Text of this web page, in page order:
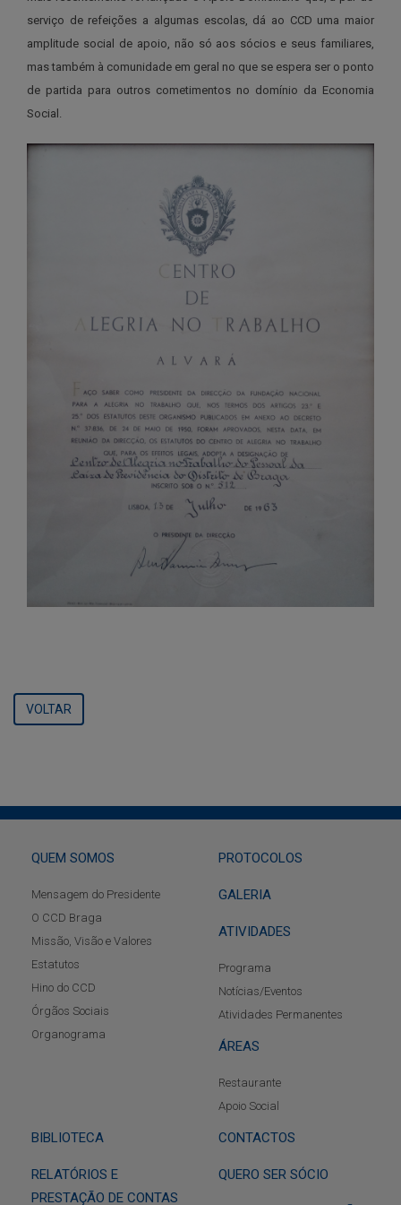
serviço de refeições a algumas escolas, dá ao CCD uma maior
amplitude social de apoio, não só aos sócios e seus familiares,
mas também à comunidade em geral no que se espera ser o ponto
de partida para outros cometimentos no domínio da Economia
Social.
VOLTAR
QUEM SOMOS
Mensagem do Presidente
O CCD Braga
Missão, Visão e Valores
Estatutos
Hino do CCD
Órgãos Sociais
Organograma
PROTOCOLOS
GALERIA
ATIVIDADES
Programa
Notícias/Eventos
Atividades Permanentes
ÁREAS
Restaurante
Apoio Social
BIBLIOTECA CONTACTOS
RELATÓRIOS E
PRESTAÇÃO DE CONTAS
QUERO SER SÓCIO